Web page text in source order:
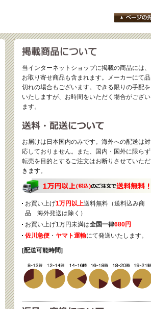
当インターネットショップに掲載の商品には、
お取り寄せ商品も含まれます。メーカーにて品
切れの場合もございます。できる限りの手配を
いたしますが、お時間をいただく場合がござい
ます。
お届けは日本国内のみです。海外への配送は対
応しておりません。また、国内・国外に限らず
転売を目的とするご注文はお断りさせていただ
きます。
お買い上げ1万円以上送料無料（送料込み商
品 海外発送は除く）
お買い上げ1万円未満は全国一律680円
佐川急便 ・ ヤマト運輸にて発送いたします。
[配送可能時間]